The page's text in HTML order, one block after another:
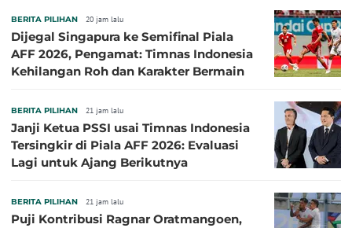
BERITA PILIHAN 20 jam lalu
Dijegal Singapura ke Semifinal Piala
AFF 2026, Pengamat: Timnas Indonesia
Kehilangan Roh dan Karakter Bermain
BERITA PILIHAN 21 jam lalu
Janji Ketua PSSI usai Timnas Indonesia
Tersingkir di Piala AFF 2026: Evaluasi
Lagi untuk Ajang Berikutnya
BERITA PILIHAN 21 jam lalu
Puji Kontribusi Ragnar Oratmangoen,